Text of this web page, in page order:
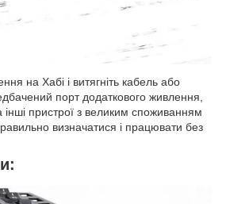
на Хабі і витягніть кабель або
порт додаткового живлення,
інші пристрої з великим споживанням
визначатися і працювати без